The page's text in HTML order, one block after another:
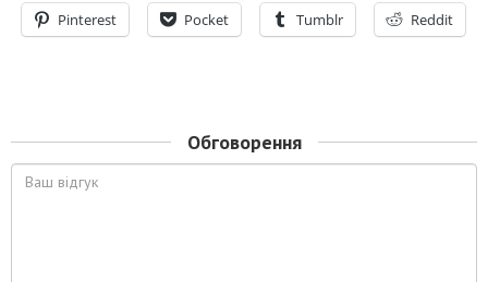
Pinterest Pocket Tumblr Reddit
Обговорення